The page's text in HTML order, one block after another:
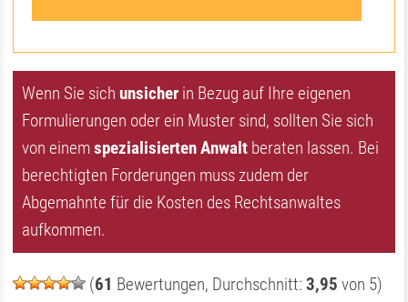
Wenn Sie sichunsicher in Bezug auf Ihre eigenen
Formulierungen oder ein Muster sind, sollten Sie sich
von einemspezialisierten Anwalt beraten lassen. Bei
berechtigten Forderungen muss zudem der
Abgemahnte für die Kosten des Rechtsanwaltes
aufkommen.
(61 Bewertungen, Durchschnitt:3,95 von 5)